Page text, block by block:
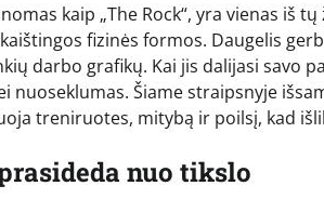
kaip „The Rock“, yra vienas iš
fizinės formos. Daugelis
darbo grafikų. Kai jis dalijasi savo
nuoseklumas. Šiame straipsnyje
treniruotes, mitybą ir poilsį, kad
nuo tikslo